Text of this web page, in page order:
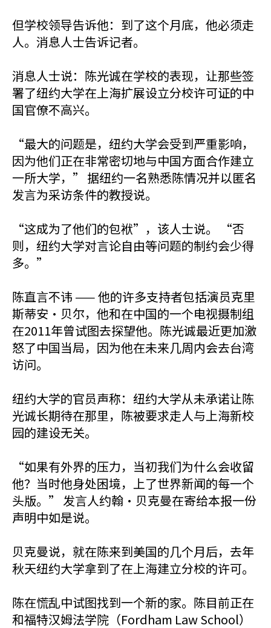
但学校领导告诉他：到了这个月底，他必须走
人。消息人士告诉记者。
消息人士说：陈光诚在学校的表现，让那些签
署了纽约大学在上海扩展设立分校许可证的中
国官僚不高兴。
“最大的问题是，纽约大学会受到严重影响，
因为他们正在非常密切地与中国方面合作建立
一所大学，” 据纽约一名熟悉陈情况并以匿名
发言为采访条件的教授说。
“这成为了他们的包袱”，该人士说。 “否
则，纽约大学对言论自由等问题的制约会少得
多。”
陈直言不讳 —— 他的许多支持者包括演员克里
斯蒂安·贝尔，他和在中国的一个电视摄制组
在2011年曾试图去探望他。陈光诚最近更加激
怒了中国当局，因为他在未来几周内会去台湾
访问。
纽约大学的官员声称：纽约大学从未承诺让陈
光诚长期待在那里，陈被要求走人与上海新校
园的建设无关。
“如果有外界的压力，当初我们为什么会收留
他？当时他身处困境，上了世界新闻的每一个
头版。” 发言人约翰·贝克曼在寄给本报一份
声明中如是说。
贝克曼说，就在陈来到美国的几个月后，去年
秋天纽约大学拿到了在上海建立分校的许可。
陈在慌乱中试图找到一个新的家。陈目前正在
和福特汉姆法学院（Fordham Law School）